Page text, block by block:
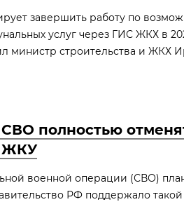
завершить работу по
услуг через ГИС ЖКХ в
министр строительства и ЖКХ
полностью
ЖКУ
военной операции (СВО)
РФ поддержало такой